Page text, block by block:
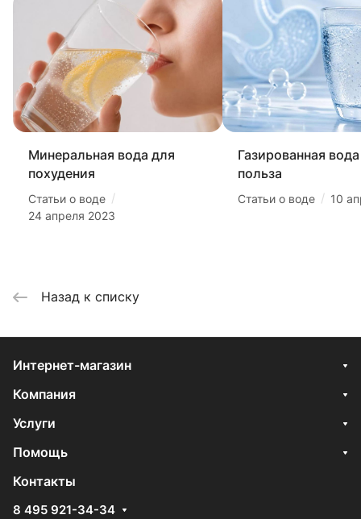
Минеральная вода для
похудения
Статьи о воде /
24 апреля 2023
Газированная
польза
Статьи о воде / 10
Назад к списку
Интернет-магазин
Компания
Услуги
Помощь
Контакты
8 495 921-34-34